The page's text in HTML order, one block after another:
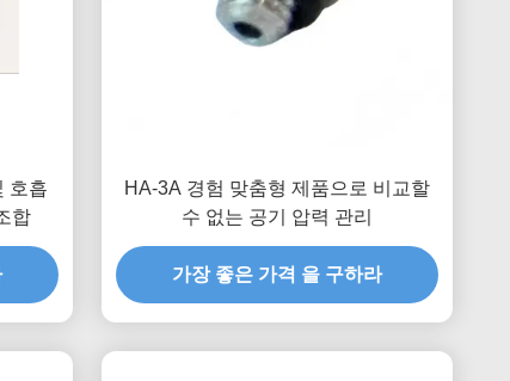
호흡
합
HA-3A 경험 맞춤형 제품으로 비교할
수 없는 공기 압력 관리
가장 좋은 가격 을 구하라